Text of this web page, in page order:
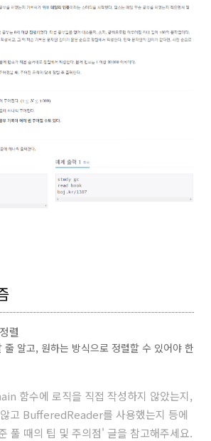
렬
줄 알고, 원하는 방식으로 정렬할 수 있어야 한
함수에 로직을 직접 작성하지 않았는지,
고 BufferedReader를 사용했는지 등에
풀 때의 팁 및 주의점' 글을 참고해주세요.